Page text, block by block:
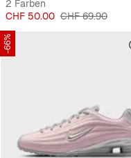
2 Farben
Preis
CHF 50.00 Originalpreis
CHF 69.90
-66%